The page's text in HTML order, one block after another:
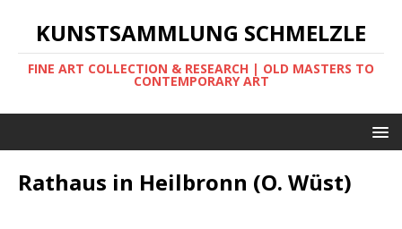
KUNSTSAMMLUNG SCHMELZLE
FINE ART COLLECTION & RESEARCH | OLD MASTERS TO
CONTEMPORARY ART
Rathaus in Heilbronn (O. Wüst)